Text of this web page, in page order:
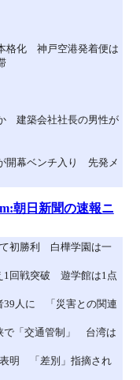
格化 神戸空港発着便は
建築会社社長の男性が
開幕ベンチ入り 先発メ
朝日新聞の速報ニ
初勝利 白樺学園は一
1回戦突破 遊学館は1点
39人に 「災害との関連
で「交通管制」 台湾は
明 「差別」指摘され